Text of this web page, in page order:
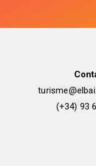
(+34) 93